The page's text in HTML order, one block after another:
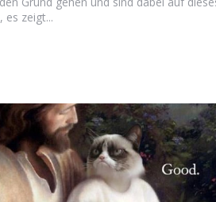
es zeigt...